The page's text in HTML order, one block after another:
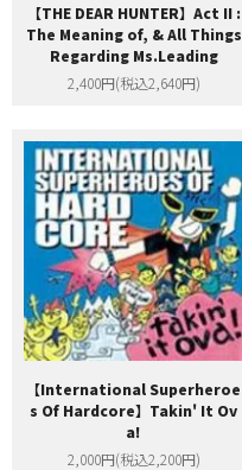
【THE DEAR HUNTER】Act II :
The Meaning of, & All Things
Regarding Ms.Leading
2,400円(税込2,640円)
【International Superheroe
s Of Hardcore】Takin' It Ov
a!
2,000円(税込2,200円)